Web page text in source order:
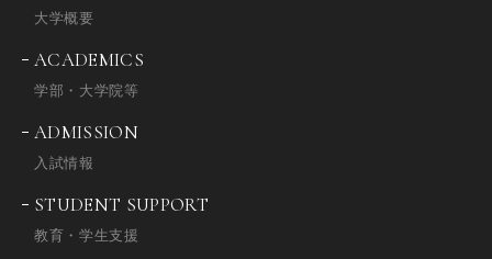
大学概要
ACADEMICS
学部・大学院等
ADMISSION
入試情報
STUDENT SUPPORT
教育・学生支援